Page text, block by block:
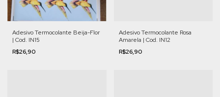
Adesivo Termocolante Beija-Flor
| Cod. IN15
R$26,90
Adesivo Termocolante Rosa
Amarela | Cod. IN12
R$26,90